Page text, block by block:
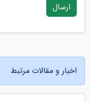
ارسال
اخبار و مقالات مرتبط